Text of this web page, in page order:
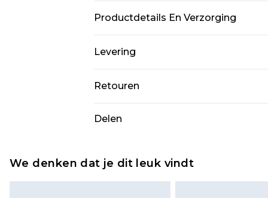
Productdetails En Verzorging
draagt UK maat 16.
Levering
Standaardlevering Nederland
Expressdienst Nederland
Retouren
wordt gebracht op uw
Delen
We denken dat je dit leuk vindt